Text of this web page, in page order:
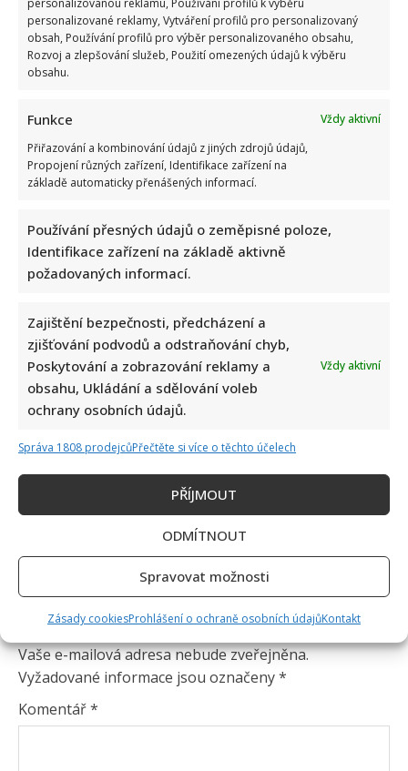
personalizované reklamy, Vytváření profilů pro personalizovaný
obsah, Používání profilů pro výběr personalizovaného obsahu,
Rozvoj a zlepšování služeb, Použití omezených údajů k výběru
obsahu.
Funkce
Vždy aktivní
Přiřazování a kombinování údajů z jiných zdrojů údajů,
Propojení různých zařízení, Identifikace zařízení na
základě automaticky přenášených informací.
Používání přesných údajů o zeměpisné poloze,
Identifikace zařízení na základě aktivně
požadovaných informací.
Zajištění bezpečnosti, předcházení a
zjišťování podvodů a odstraňování chyb,
Poskytování a zobrazování reklamy a
obsahu, Ukládání a sdělování voleb
ochrany osobních údajů.
Vždy aktivní
Správa 1808 prodejcůPřečtěte si více o těchto účelech
PŘÍJMOUT
ODMÍTNOUT
Spravovat možnosti
Zásady cookiesProhlášení o ochraně osobních údajůKontakt
Napsat komentář
Vaše e-mailová adresa nebude zveřejněna.
Vyžadované informace jsou označeny*
Komentář*